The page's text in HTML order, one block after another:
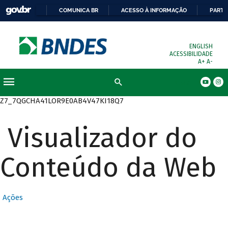
COMUNICA BR ACESSO À INFORMAÇÃO
ENGLISH
ACESSIBILIDADE
A+ A-
Z7_7QGCHA41LOR9E0AB4V47KI18Q7
Visualizador do
Conteúdo da Web
Ações